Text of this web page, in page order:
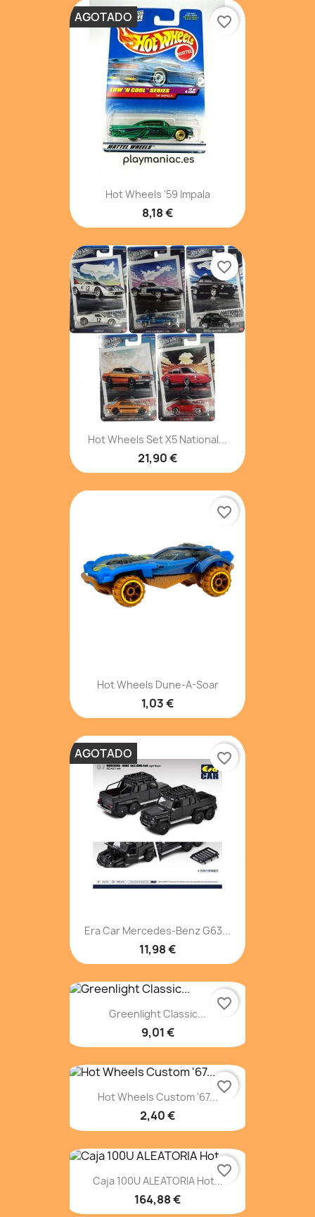
Hot Wheels '59 Impala
8,18 €
AGOTADO favorite_border
Hot Wheels Set X5 National...
21,90 €
favorite_border
Hot Wheels Dune-A-Soar
1,03 €
favorite_border
Era Car Mercedes-Benz G63...
11,98 €
AGOTADO favorite_border
Greenlight Classic...
9,01 €
favorite_border
Hot Wheels Custom '67...
2,40 €
favorite_border
Caja 100U ALEATORIA Hot...
164,88 €
favorite_border